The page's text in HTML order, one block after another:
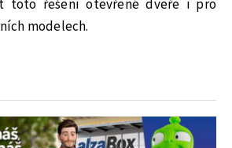
toto řešení otevřené dveře i pro
modelech.